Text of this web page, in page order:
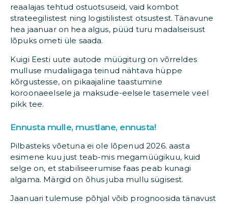
reaalajas tehtud ostuotsuseid, vaid kombot
strateegilistest ning logistilistest otsustest. Tänavune
hea jaanuar on hea algus, püüd turu madalseisust
lõpuks ometi üle saada.
Kuigi Eesti uute autode müügiturg on võrreldes
mulluse mudaliigaga teinud nähtava hüppe
kõrgustesse, on pikaajaline taastumine
koroonaeelsele ja maksude-eelsele tasemele veel
pikk tee.
Ennusta mulle, mustlane, ennusta!
Pilbasteks võetuna ei ole lõpenud 2026. aasta
esimene kuu just teab-mis megamüügikuu, kuid
selge on, et stabiliseerumise faas peab kunagi
algama. Märgid on õhus juba mullu sügisest.
Jaanuari tulemuse põhjal võib prognoosida tänavust